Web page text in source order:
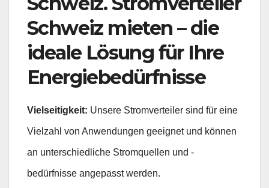
Schweiz mieten – die
ideale Lösung für Ihre
Energiebedürfnisse
Vielseitigkeit: Unsere Stromverteiler sind für eine
Vielzahl von Anwendungen geeignet und können
an unterschiedliche Stromquellen und -
bedürfnisse angepasst werden.